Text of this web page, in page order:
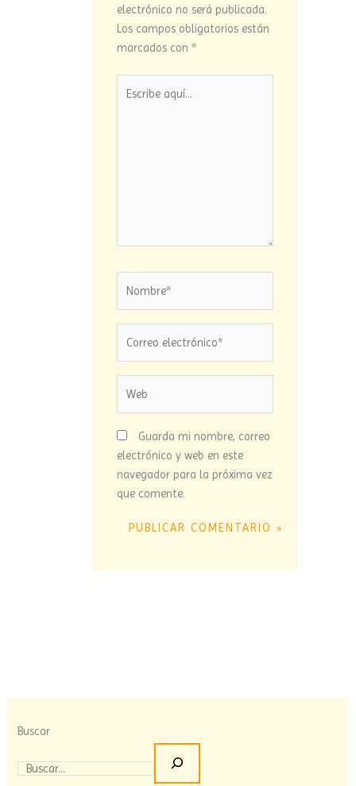
electrónico no será publicada.
Los campos obligatorios están
marcados con*
Guarda mi nombre, correo
electrónico y web en este
navegador para la próxima vez
que comente.
Buscar